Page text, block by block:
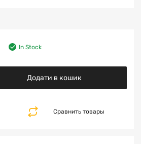
In Stock
Додати в кошик
Сравнить товары